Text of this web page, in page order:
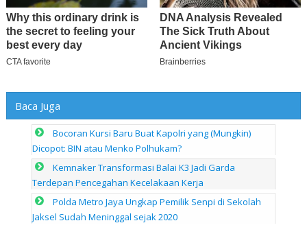
Baca Juga
Bocoran Kursi Baru Buat Kapolri yang (Mungkin)
Dicopot: BIN atau Menko Polhukam?
Kemnaker Transformasi Balai K3 Jadi Garda
Terdepan Pencegahan Kecelakaan Kerja
Polda Metro Jaya Ungkap Pemilik Senpi di Sekolah
Jaksel Sudah Meninggal sejak 2020